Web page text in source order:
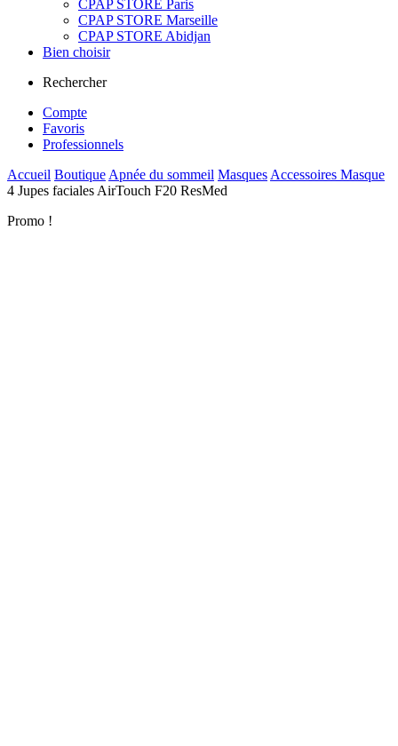
CPAP STORE Paris
CPAP STORE Marseille
CPAP STORE Abidjan
Bien choisir
Rechercher
Compte
Favoris
Professionnels
Accueil BoutiqueApnée du sommeil MasquesAccessoires Masque
4 Jupes faciales AirTouch F20 ResMed
Promo !